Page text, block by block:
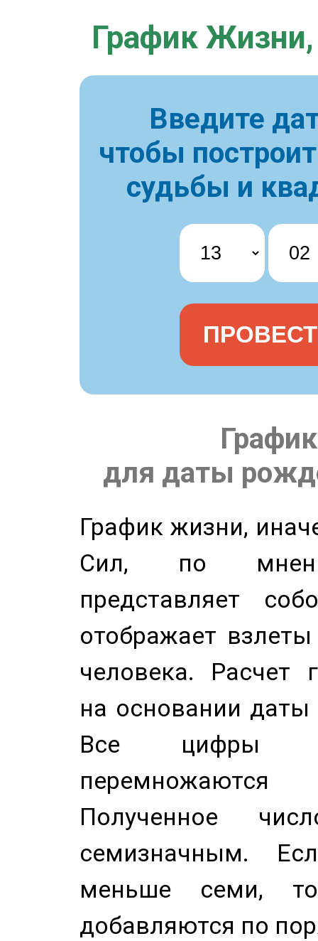
График Жизни,
Введите
чтобы
судьбы и
для даты
График жизни,
Сил, по
представляет
отображает
человека. Расчет
на основании
Все цифры
Полученное
семизначным.
меньше семи,
добавляются по